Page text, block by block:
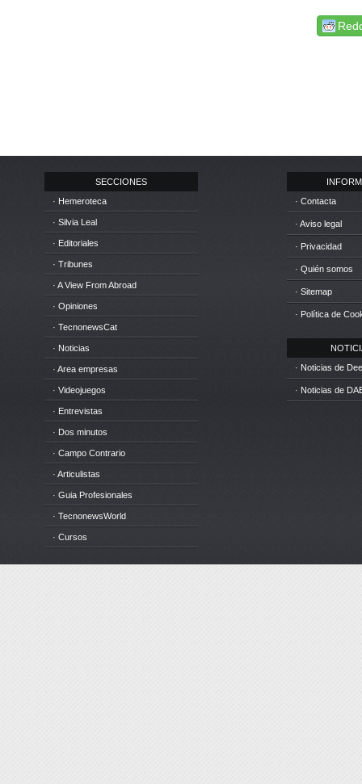
SECCIONES
· Hemeroteca
· Silvia Leal
· Editoriales
· Tribunes
· A View From Abroad
· Opiniones
· TecnonewsCat
· Noticias
· Area empresas
· Videojuegos
· Entrevistas
· Dos minutos
· Campo Contrario
· Articulistas
· Guia Profesionales
· TecnonewsWorld
· Cursos
· Contacta
· Aviso legal
· Privacidad
· Quién somos
· Sitemap
· Política de
· Noticias de
· Noticias de